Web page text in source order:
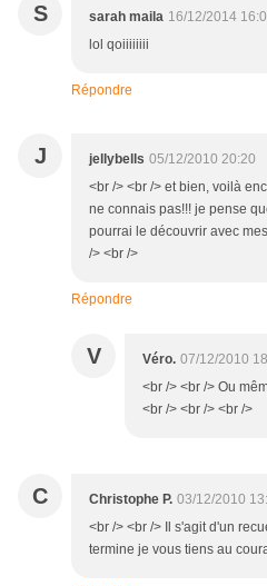
S sarah maila 16/12/2014
lol qoiiiiiiii
Répondre
J jellybells 05/12/2010 20:20
<br /> <br /> et bien, voilà
ne connais pas!!! je pense
pourrai le découvrir avec
/> <br />
Répondre
V Véro. 07/12/2010
<br /> <br /> Ou
<br /> <br /> <br />
C Christophe P. 03/12/2010
<br /> <br /> Il s'agit d'un
termine je vous tiens au